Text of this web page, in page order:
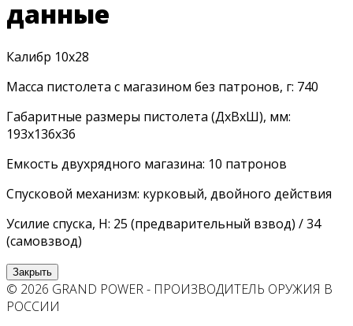
данные
Калибр 10х28
Масса пистолета с магазином без патронов, г: 740
Габаритные размеры пистолета (ДхВхШ), мм:
193х136х36
Емкость двухрядного магазина: 10 патронов
Спусковой механизм: курковый, двойного действия
Усилие спуска, Н: 25 (предварительный взвод) / 34
(самовзвод)
Закрыть
© 2026 GRAND POWER - ПРОИЗВОДИТЕЛЬ ОРУЖИЯ В
РОССИИ